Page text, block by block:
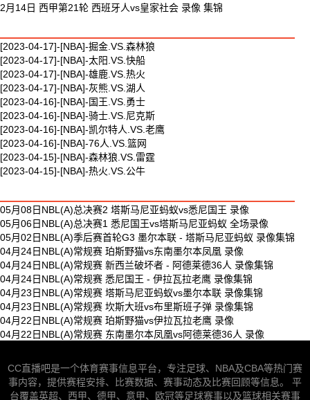
2月14日 西甲第21轮 西班牙人vs皇家社会 录像 集锦
[2023-04-17]-[NBA]-掘金.VS.森林狼
[2023-04-17]-[NBA]-太阳.VS.快船
[2023-04-17]-[NBA]-雄鹿.VS.热火
[2023-04-17]-[NBA]-灰熊.VS.湖人
[2023-04-16]-[NBA]-国王.VS.勇士
[2023-04-16]-[NBA]-骑士.VS.尼克斯
[2023-04-16]-[NBA]-凯尔特人.VS.老鹰
[2023-04-16]-[NBA]-76人.VS.篮网
[2023-04-15]-[NBA]-森林狼.VS.雷霆
[2023-04-15]-[NBA]-热火.VS.公牛
05月08日NBL(A)总决赛2 塔斯马尼亚蚂蚁vs悉尼国王 录像
05月06日NBL(A)总决赛1 悉尼国王vs塔斯马尼亚蚂蚁 全场录像
05月02日NBL(A)季后赛首轮G3 墨尔本联 - 塔斯马尼亚蚂蚁 录像集锦
04月24日NBL(A)常规赛 珀斯野猫vs东南墨尔本凤凰 录像
04月24日NBL(A)常规赛 新西兰破坏者 - 阿德莱德36人 录像集锦
04月24日NBL(A)常规赛 悉尼国王 - 伊拉瓦拉老鹰 录像集锦
04月23日NBL(A)常规赛 塔斯马尼亚蚂蚁vs墨尔本联 录像集锦
04月23日NBL(A)常规赛 坎斯大班vs布里斯班子弹 录像集锦
04月22日NBL(A)常规赛 珀斯野猫vs伊拉瓦拉老鹰 录像
04月22日NBL(A)常规赛 东南墨尔本凤凰vs阿德莱德36人 录像
CC直播吧是一个体育赛事信息平台，专注足球、NBA及CBA等热门赛
事内容，提供赛程安排、比赛数据、赛事动态及比赛回顾等信息。 平
台覆盖英超、西甲、德甲、意甲、欧冠等足球赛事以及篮球相关赛事